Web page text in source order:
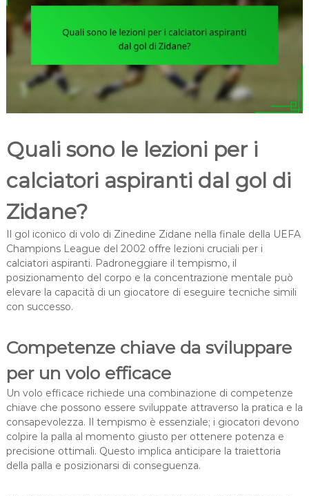
Quali sono le lezioni per i
calciatori aspiranti dal gol di
Zidane?
Il gol iconico di volo di Zinedine Zidane nella finale della UEFA
Champions League del 2002 offre lezioni cruciali per i
calciatori aspiranti. Padroneggiare il tempismo, il
posizionamento del corpo e la concentrazione mentale può
elevare la capacità di un giocatore di eseguire tecniche simili
con successo.
Competenze chiave da sviluppare
per un volo efficace
Un volo efficace richiede una combinazione di competenze
chiave che possono essere sviluppate attraverso la pratica e la
consapevolezza. Il tempismo è essenziale; i giocatori devono
colpire la palla al momento giusto per ottenere potenza e
precisione ottimali. Questo implica anticipare la traiettoria
della palla e posizionarsi di conseguenza.